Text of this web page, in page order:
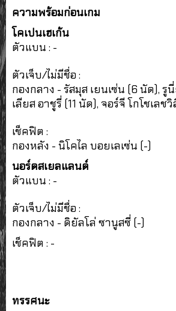
ความพร้อมก่อนเกม
โคเปนเฮเก้น
ตัวแบน : -
ตัวเจ็บ/ไม่มีชื่อ :
กองกลาง - รัสมุส เยนเซ่น (6 นัด), รู
เลียส อาชูรี่ (11 นัด), จอร์จี โกโชเลช
เช็คฟิต :
กองหลัง - นิโคไล บอยเลเซ่น (-)
นอร์ดสเยลแลนด์
ตัวแบน : -
ตัวเจ็บ/ไม่มีชื่อ :
กองกลาง - ดิยัลโล่ ซานูสซี่ (-)
เช็คฟิต : -
ทรรศนะ